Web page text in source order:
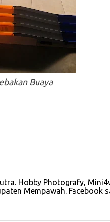
Buaya
Hobby Photografy,
Mempawah. Facebook